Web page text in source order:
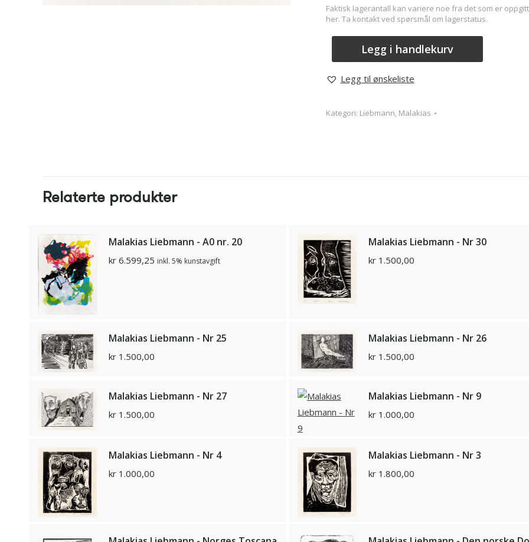
Faktisk lagerantall kan variere noe fra det som er oppgitt
her. Ta kontakt ved spørsmål om lagerstatus.
Legg i handlekurv
Legg til ønskeliste
Kategori: Liebmann, Malakias
Relaterte produkter
Malakias Liebmann - A0 nr. 20
kr 6.599,25 inkl. 5% kunstavgift
Malakias Liebmann - Nr 30
kr1.500,00
Malakias Liebmann - Nr 25
kr 1.500,00
Malakias Liebmann - Nr 26
kr1.500,00
Malakias Liebmann - Nr 27
kr 1.500,00
Malakias Liebmann - Nr 9
kr1.000,00
Malakias Liebmann - Nr 4
kr 1.000,00
Malakias Liebmann - Nr 3
kr1.800,00